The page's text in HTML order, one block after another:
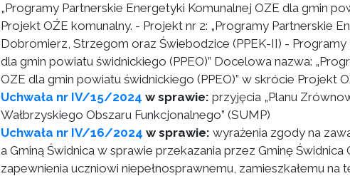
„Programy Partnerskie Energetyki Komunalnej OZE dla gmin
Projekt OŹE komunalny. - Projekt nr 2: „Programy Partnerskie
Dobromierz, Strzegom oraz Świebodzice (PPEK-II) -
dla gmin powiatu świdnickiego (PPEO)” Docelowa nazwa:
OZE dla gmin powiatu świdnickiego (PPEO)” w skrócie Projekt
Uchwała nr IV/15/2024 w sprawie: przyjęcia „Planu
Wałbrzyskiego Obszaru Funkcjonalnego” (SUMP)
Uchwała nr IV/16/2024 w sprawie: wyrażenia zgody na
a Gminą Świdnica w sprawie przekazania przez Gminę
zapewnienia uczniowi niepełnosprawnemu, zamieszkałemu na